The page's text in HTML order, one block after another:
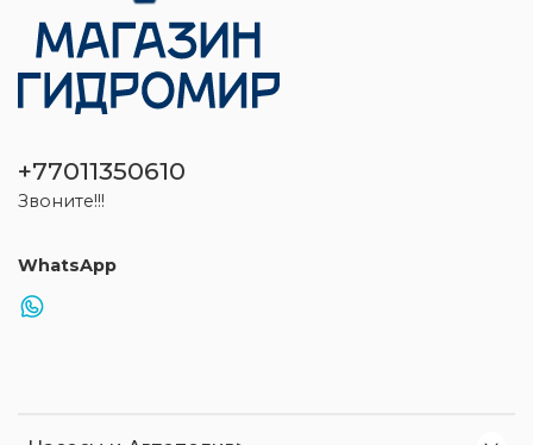
+77011350610
Звоните!!!
WhatsApp